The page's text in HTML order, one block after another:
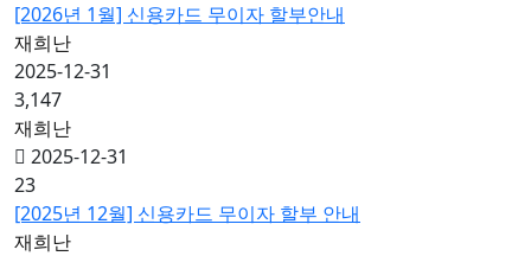
[2026년 1월] 신용카드 무이자 할부안내
재희난
2025-12-31
3,147
재희난
2025-12-31
23
[2025년 12월] 신용카드 무이자 할부 안내
재희난